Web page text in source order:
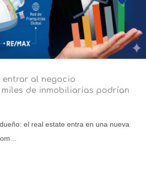
entrar al negocio
de inmobiliarias podrían
el real estate entra en una nueva